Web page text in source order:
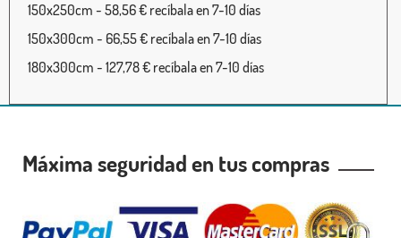
150x250cm - 58,56 € recíbala en 7-10 días
150x300cm - 66,55 € recíbala en 7-10 días
180x300cm - 127,78 € recíbala en 7-10 días
Máxima seguridad en tus compras